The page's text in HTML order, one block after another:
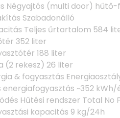
Négyajtós (multi door)
Szabadonálló
Teljes űrtartalom 584
352 liter
188 liter
(2 rekesz) 26 liter
& fogyasztás
energiafogyasztás ~352 kWh/
Hűtési rendszer Total No
kapacitás 9 kg/24h